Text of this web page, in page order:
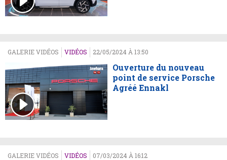
GALERIE VIDÉOS VIDÉOS 22/05/2024 À 13:50
Ouverture du nouveau
point de service Porsche
Agréé Ennakl
GALERIE VIDÉOS VIDÉOS 07/03/2024 À 16:12